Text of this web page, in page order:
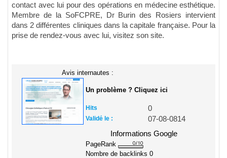
contact avec lui pour des opérations en médecine esthétique.
Membre de la SoFCPRE, Dr Burin des Rosiers intervient
dans 2 différentes cliniques dans la capitale française. Pour la
prise de rendez-vous avec lui, visitez son site.
Avis internautes :
Un problème ? Cliquez ici
Hits 0
Validé le :
07-08-0814
Informations Google
PageRank
Nombre de backlinks 0